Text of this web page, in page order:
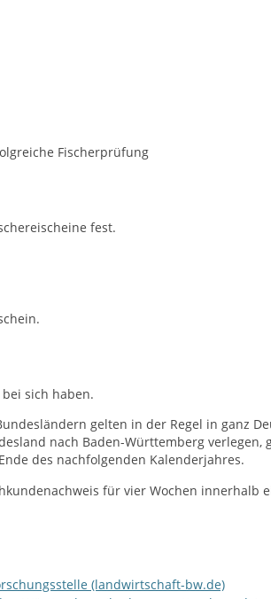
Fischerprüfung
fest.
sich haben.
gelten in der Regel in ganz
nach Baden-Württemberg verlegen,
des nachfolgenden Kalenderjahres.
für vier Wochen innerhalb
(landwirtschaft-bw.de)